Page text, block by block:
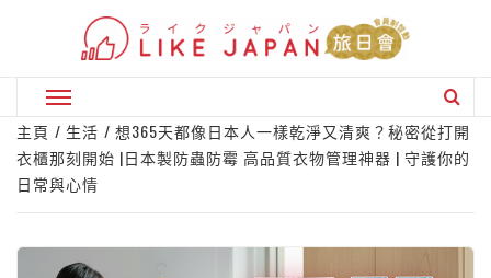
Primary
Menu
主頁 生活
想365天都像日本人一樣乾淨又清爽？秘密從打開
衣櫃那刻開始 |日本製防蟲防霉 高品質衣物管理神器 | 守護你的
日常與心情